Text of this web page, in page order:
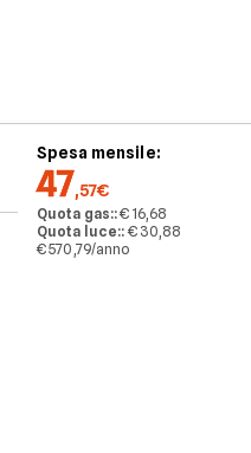
Spesa mensile:
47,57€
Quota gas::€ 16,68
Quota luce::€ 30,88
€ 570,79/anno